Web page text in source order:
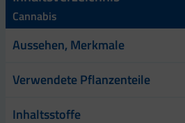
Cannabis
Aussehen, Merkmale
Verwendete Pflanzenteile
Inhaltsstoffe